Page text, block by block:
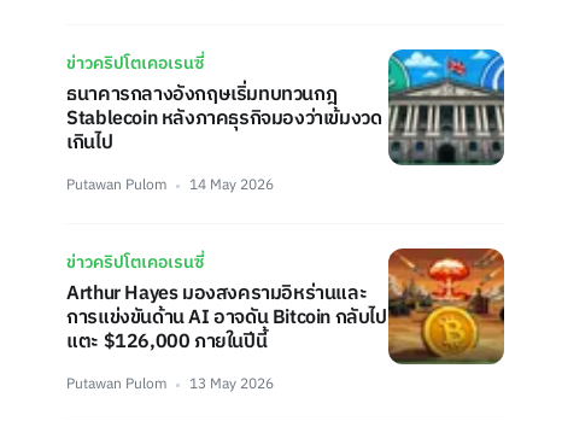
ข่าวคริปโตเคอเรนซี่
ธนาคารกลางอังกฤษเริ่มทบทวนกฎ
Stablecoin หลังภาคธุรกิจมองว่าเข้มงวด
เกินไป
Putawan Pulom 14 May 2026
ข่าวคริปโตเคอเรนซี่
Arthur Hayes มองสงครามอิหร่านและ
การแข่งขันด้าน AI อาจดัน Bitcoin กลับไป
แตะ $126,000 ภายในปีนี้
Putawan Pulom 13 May 2026